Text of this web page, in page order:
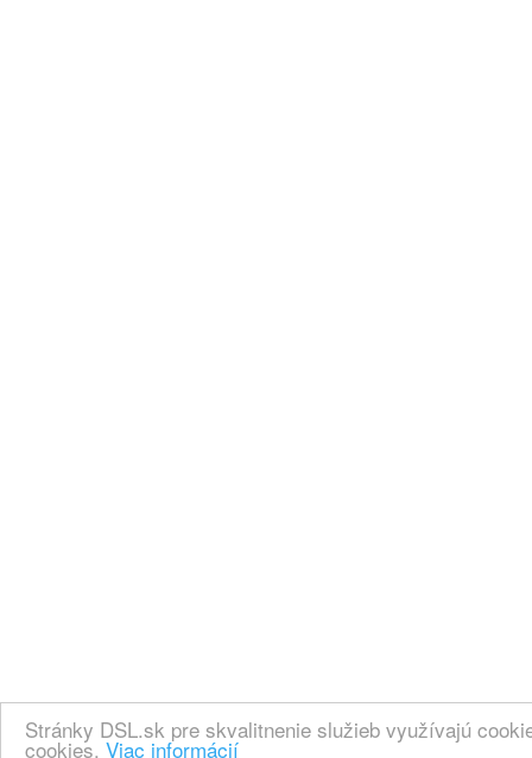
Stránky DSL.sk pre skvalitnenie služieb využívajú
cookies. Viac informácií